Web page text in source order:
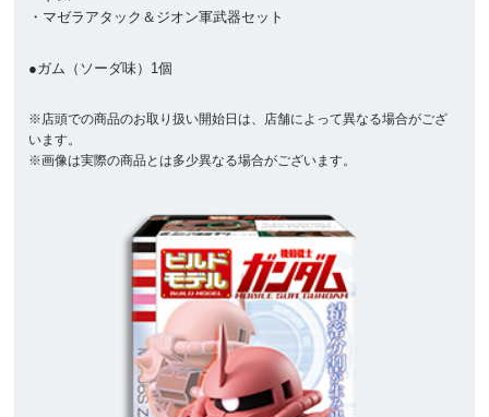
・マゼラアタック＆ジオン軍武器セット
●ガム（ソーダ味）1個
※店頭での商品のお取り扱い開始日は、店舗によって異なる場合がござ
います。
※画像は実際の商品とは多少異なる場合がございます。